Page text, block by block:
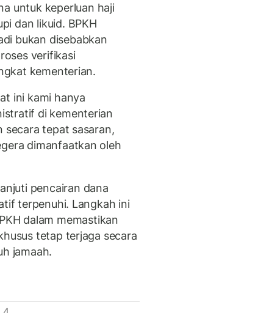
untuk keperluan haji
dan likuid. BPKH
bukan disebabkan
verifikasi
kementerian.
ini kami hanya
di kementerian
secara tepat sasaran,
dimanfaatkan oleh
pencairan dana
terpenuhi. Langkah ini
dalam memastikan
tetap terjaga secara
jamaah.